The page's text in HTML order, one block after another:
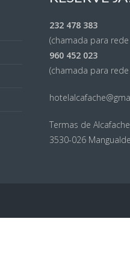
232 478 383
(chamada para
960 452 023
(chamada para
Termas de Alcafache
3530-026 Mangualde